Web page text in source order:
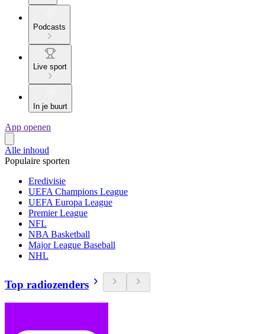
Podcasts
Live sport
In je buurt
App openen
Alle inhoud
Populaire sporten
Eredivisie
UEFA Champions League
UEFA Europa League
Premier League
NFL
NBA Basketball
Major League Baseball
NHL
Top radiozenders